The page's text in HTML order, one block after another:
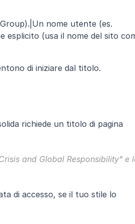
nome utente (es.
esplicito (usa il nome del sito
di iniziare dal titolo.
richiede un titolo di pagina
and Global Responsibility" e
di accesso, se il tuo stile lo